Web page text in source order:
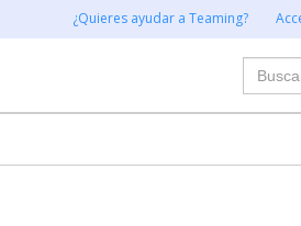
¿Quieres ayudar a Teaming?
Buscar